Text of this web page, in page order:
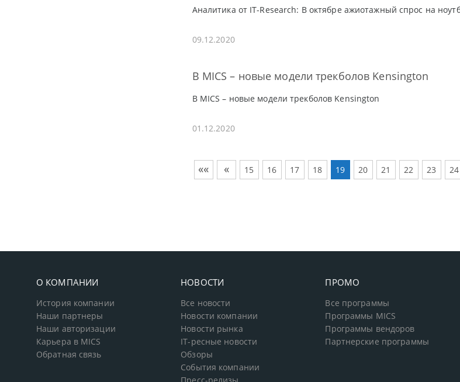
Аналитика от IT-Research: В октябре ажиотажный спрос на
09.12.2020
В MICS – новые модели трекболов Kensington
В MICS – новые модели трекболов Kensington
01.12.2020
«« « 15 16 17 18 19 20 21 22 23 24
О КОМПАНИИ
История компании
Наши партнеры
Наши авторизации
Карьера в MICS
Обратная связь
НОВОСТИ
Все новости
Новости компании
Новости рынка
IT-ресные новости
Обзоры
События компании
ПРОМО
Все программы
Программы MICS
Программы вендоров
Партнерские программы